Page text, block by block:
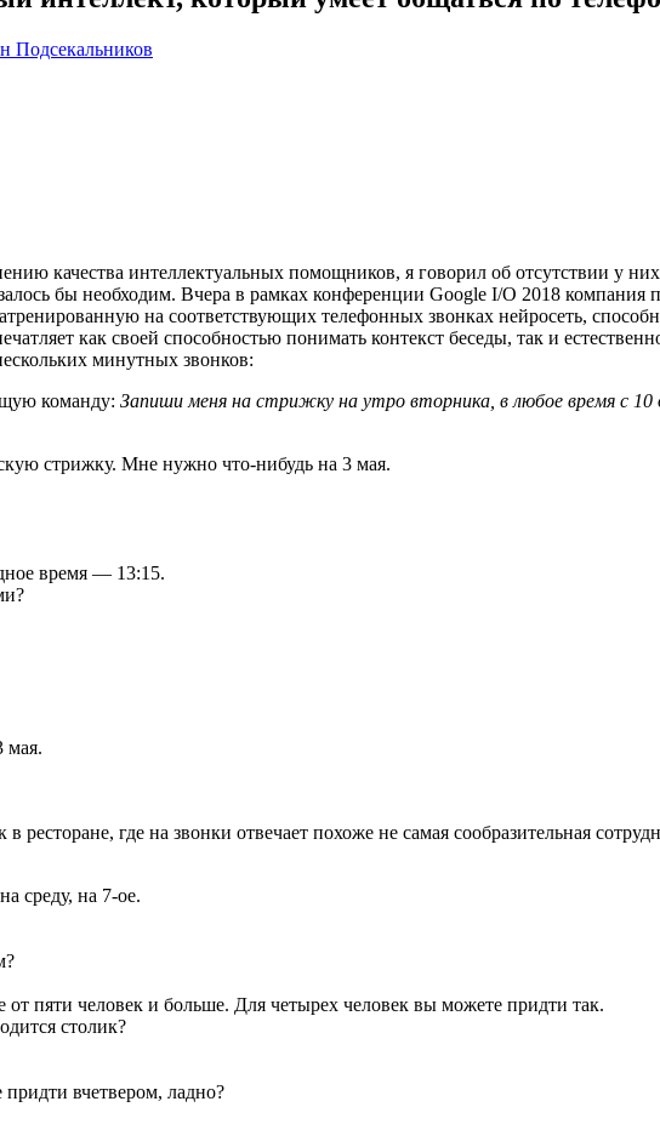
Подсекальников
качества интеллектуальных помощников, я говорил об отсутствии у
бы необходим. Вчера в рамках конференции Google I/O 2018 компания
на соответствующих телефонных звонках нейросеть,
как своей способностью понимать контекст беседы, так и
минутных звонков:
команду: Запиши меня на стрижку на утро вторника, в любое время с 10
стрижку. Мне нужно что-нибудь на 3 мая.
время — 13:15.
мая.
ресторане, где на звонки отвечает похоже не самая сообразительная
среду, на 7-ое.
пяти человек и больше. Для четырех человек вы можете придти так.
столик?
вчетвером, ладно?